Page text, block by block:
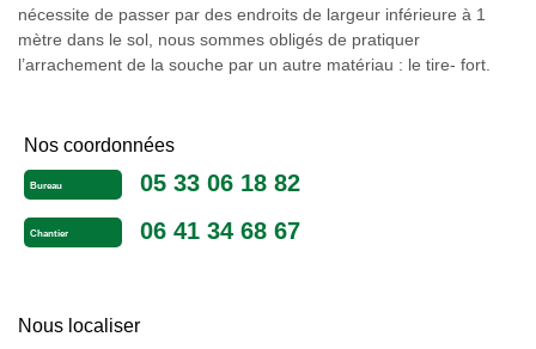
nécessite de passer par des endroits de largeur inférieure à 1
mètre dans le sol, nous sommes obligés de pratiquer
l’arrachement de la souche par un autre matériau : le tire- fort.
Nos coordonnées
Bureau 05 33 06 18 82
Chantier 06 41 34 68 67
Nous localiser